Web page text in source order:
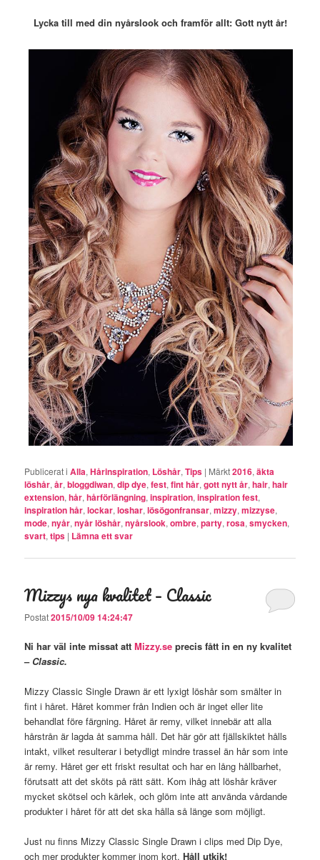
Lycka till med din nyårslook och framför allt: Gott nytt år!
Publicerat i Alla,Hårinspiration, Löshår,Tips | Märkt2016,äkta
löshår,år,bloggdiwan,dip dye,fest,fint hår,gott nytt år,hair,hair
extension,hår,hårförlängning,inspiration,inspiration fest,
inspiration hår,lockar,loshar,lösögonfransar,mizzy,mizzyse,
mode,nyår,nyår löshår,nyårslook,ombre,party,rosa,smycken,
svart,tips | Lämna ett svar
Mizzys nya kvalitet – Classic
Postat2015/10/09 14:24:47
Ni har väl inte missat attMizzy.se precis fått in en ny kvalitet
– Classic.
Mizzy Classic Single Drawn är ett lyxigt löshår som smälter in
fint i håret. Håret kommer från Indien och är inget eller lite
behandlat före färgning. Håret är remy, vilket innebär att alla
hårstrån är lagda åt samma håll. Det här gör att fjällskiktet hålls
intakt, vilket resulterar i betydligt mindre trassel än hår som inte
är remy. Håret ger ett friskt resultat och har en lång hållbarhet,
förutsatt att det sköts på rätt sätt. Kom ihåg att löshår kräver
mycket skötsel och kärlek, och glöm inte att använda vårdande
produkter i håret för att det ska hålla så länge som möjligt.
Just nu finns Mizzy Classic Single Drawn i clips med Dip Dye,
och mer produkter kommer inom kort.Håll utkik!